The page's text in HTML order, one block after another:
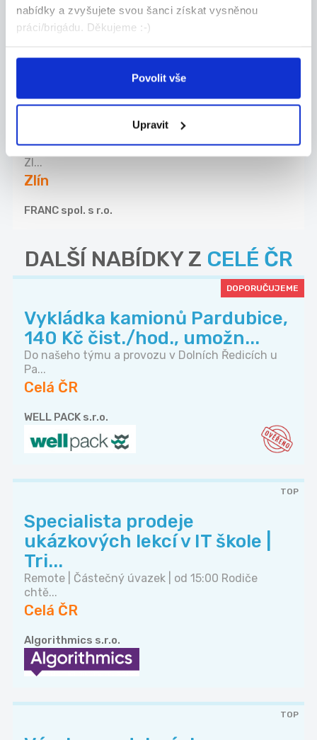
nabídky a zvyšujete svou šanci získat vysněnou
práci/brigádu. Děkujeme :-)
Povolit vše
Upravit
24.07.2026
Kč/h+bonusy-pomocné
Hledáme (zaučíme) nové brigádníky aktuálně ve
Zl...
Zlín
FRANC spol. s r.o.
DALŠÍ NABÍDKY Z CELÉ ČR
DOPORUČUJEME
Vykládka kamionů Pardubice,
140 Kč čist./hod., umožn...
Do našeho týmu a provozu v Dolních Ředicích u
Pa...
Celá ČR
WELL PACK s.r.o.
TOP
Specialista prodeje
ukázkových lekcí v IT škole |
Tri...
Remote | Částečný úvazek | od 15:00 Rodiče
chtě...
Celá ČR
Algorithmics s.r.o.
TOP